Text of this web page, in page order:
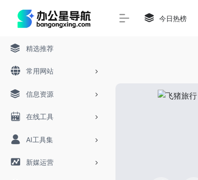
精选推荐
常用网站
信息资源
在线工具
AI工具集
新媒运营
今日热榜